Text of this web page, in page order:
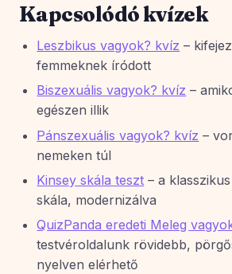
Kapcsolódó kvízek
Leszbikus vagyok? kvíz –
femmeknek íródott
Biszexuális vagyok? kvíz –
egészen illik
Pánszexuális vagyok? kvíz –
nemeken túl
Kinsey skála teszt – a
skála, modernizálva
QuizPanda eredeti Meleg
testvéroldalunk rövidebb,
nyelven elérhető